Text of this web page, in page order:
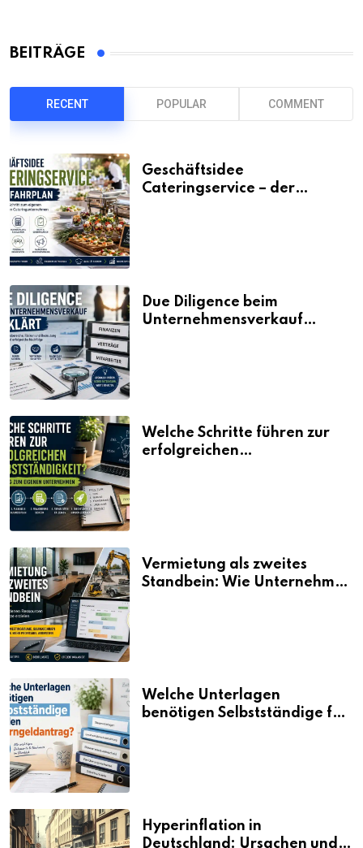
BEITRÄGE
RECENT POPULAR COMMENT
Geschäftsidee
Cateringservice – der
Due Diligence beim
Unternehmensverkauf
Welche Schritte führen zur
erfolgreichen
Vermietung als zweites
Standbein: Wie Unternehmen
Welche Unterlagen
benötigen Selbstständige für
Hyperinflation in
Deutschland: Ursachen und